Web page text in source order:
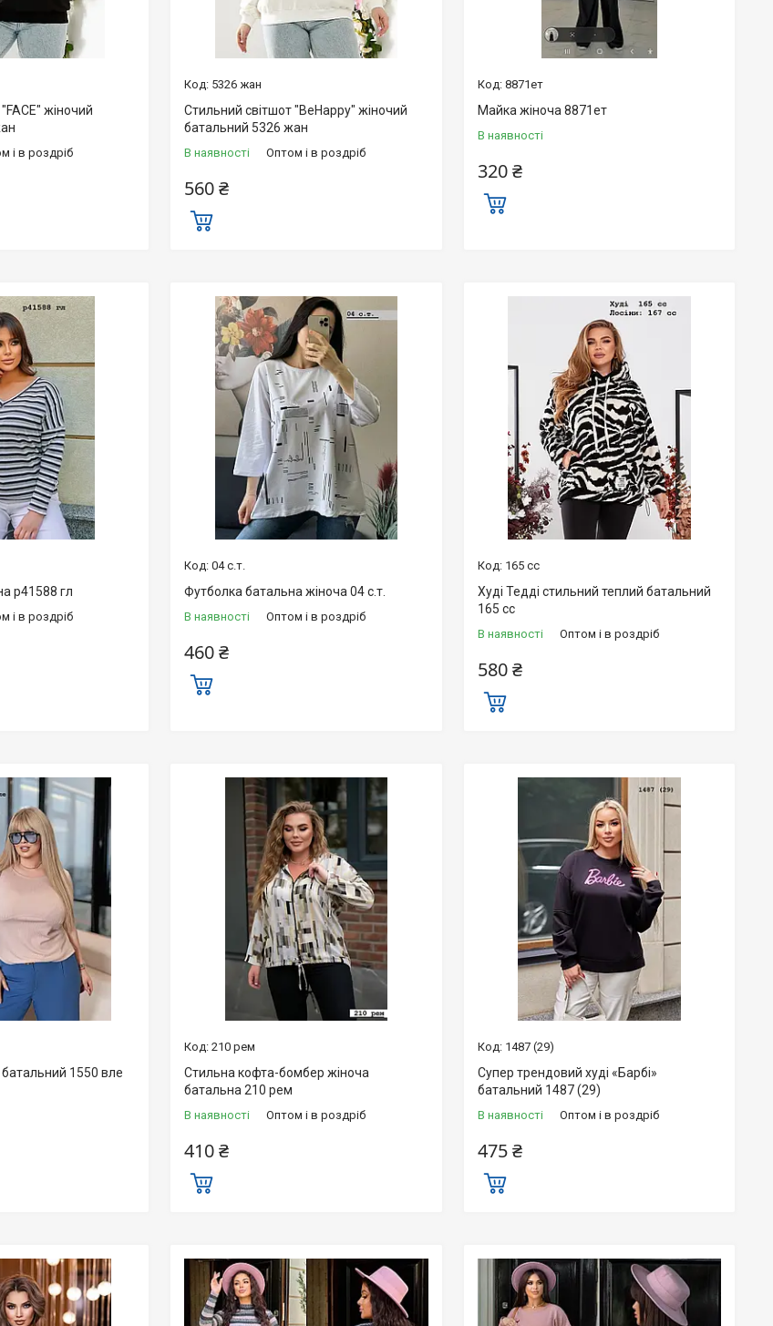
жіночий
і в роздріб
5326 жан
Стильний світшот "BeHappy" жіночий
батальний 5326 жан
В наявності Оптом і в роздріб
560 ₴
8871ет
Майка жіноча 8871ет
В наявності
320 ₴
р41588 гл
і в роздріб
04 с.т.
Футболка батальна жіноча 04 с.т.
В наявності Оптом і в роздріб
460 ₴
165 сс
Худі Тедді стильний теплий батальний
165 сс
В наявності Оптом і в роздріб
580 ₴
1550 вле
210 рем
Стильна кофта-бомбер жіноча
батальна 210 рем
В наявності Оптом і в роздріб
410 ₴
1487 (29)
Супер трендовий худі «Барбі»
батальний 1487 (29)
В наявності Оптом і в роздріб
475 ₴